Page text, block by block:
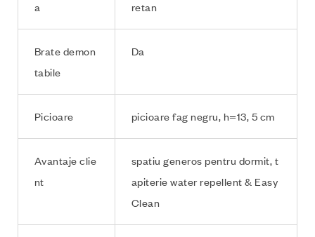
a
retan
Brate demon
tabile
Da
Picioare picioare fag negru, h=13, 5 cm
Avantaje clie
nt
spatiu generos pentru dormit, t
apiterie water repellent & Easy
Clean